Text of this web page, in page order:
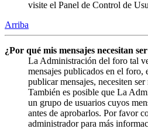
visite el Panel de Control de
Arriba
¿Por qué mis mensajes necesitan
La Administración del foro tal
mensajes publicados en el foro,
publicar mensajes, necesiten
También es posible que La
un grupo de usuarios cuyos
antes de aprobarlos. Por favor
administrador para más